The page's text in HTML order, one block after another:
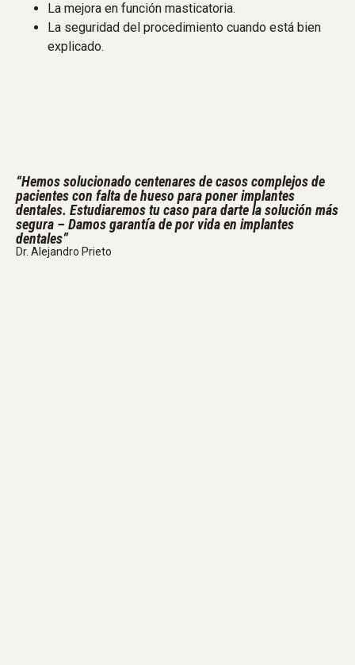
La mejora en función masticatoria.
La seguridad del procedimiento cuando está bien
explicado.
“Hemos solucionado centenares de casos complejos de
pacientes con falta de hueso para poner implantes
dentales. Estudiaremos tu caso para darte la solución más
segura – Damos garantía de por vida en implantes
dentales”
Dr. Alejandro Prieto